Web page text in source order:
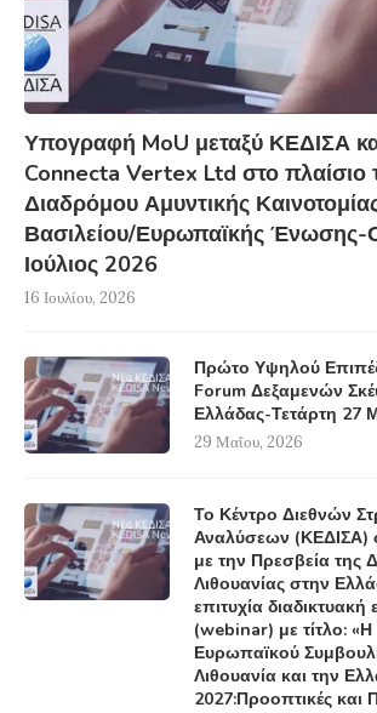
Υπογραφή MoU μεταξύ ΚΕΔΙΣΑ
Connecta Vertex Ltd στο πλαίσιο
Διαδρόμου Αμυντικής
Βασιλείου/Ευρωπαϊκής Ένωσης-
Ιούλιος 2026
16 Ιουλίου, 2026
Πρώτο Υψηλού
Forum Δεξαμενών
Ελλάδας-Τετάρτη 27
29 Μαΐου, 2026
Το Κέντρο Διεθνών
Αναλύσεων (ΚΕΔΙΣΑ)
με την Πρεσβεία της
Λιθουανίας στην
επιτυχία
(webinar) με τίτλο:
Ευρωπαϊκού
Λιθουανία και την
2027:Προοπτικές και